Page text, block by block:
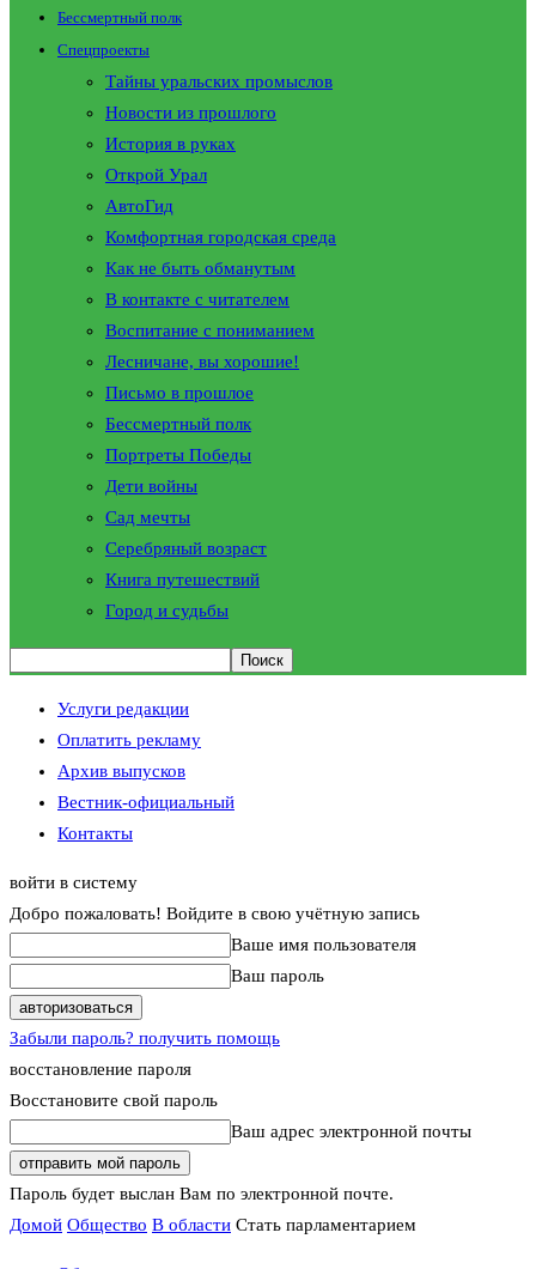
Бессмертный полк
Спецпроекты
Тайны уральских промыслов
Новости из прошлого
История в руках
Открой Урал
АвтоГид
Комфортная городская среда
Как не быть обманутым
В контакте с читателем
Воспитание с пониманием
Лесничане, вы хорошие!
Письмо в прошлое
Бессмертный полк
Портреты Победы
Дети войны
Сад мечты
Серебряный возраст
Книга путешествий
Город и судьбы
Услуги редакции
Оплатить рекламу
Архив выпусков
Вестник-официальный
Контакты
войти в систему
Добро пожаловать! Войдите в свою учётную запись
Ваше имя пользователя
Ваш пароль
Забыли пароль? получить помощь
восстановление пароля
Восстановите свой пароль
Ваш адрес электронной почты
Пароль будет выслан Вам по электронной почте.
Домой Общество В области Стать парламентарием